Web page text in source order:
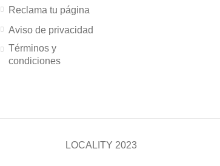
Reclama tu página
Aviso de privacidad
Términos y
condiciones
LOCALITY 2023